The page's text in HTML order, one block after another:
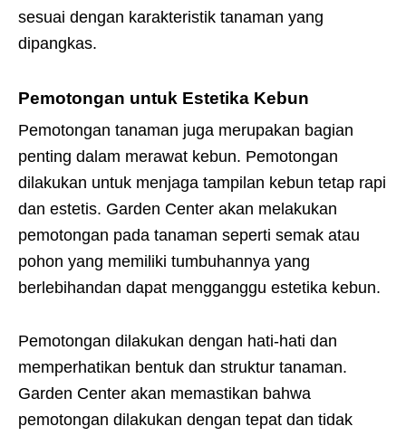
sesuai dengan karakteristik tanaman yang
dipangkas.
Pemotongan untuk Estetika Kebun
Pemotongan tanaman juga merupakan bagian
penting dalam merawat kebun. Pemotongan
dilakukan untuk menjaga tampilan kebun tetap rapi
dan estetis. Garden Center akan melakukan
pemotongan pada tanaman seperti semak atau
pohon yang memiliki tumbuhannya yang
berlebihandan dapat mengganggu estetika kebun.
Pemotongan dilakukan dengan hati-hati dan
memperhatikan bentuk dan struktur tanaman.
Garden Center akan memastikan bahwa
pemotongan dilakukan dengan tepat dan tidak